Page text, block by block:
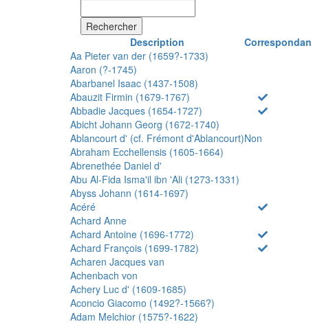
Rechercher
Description
Aa Pieter van der (1659?-1733)
Aaron (?-1745)
Abarbanel Isaac (1437-1508)
Abauzit Firmin (1679-1767)
Abbadie Jacques (1654-1727)
Abicht Johann Georg (1672-1740)
Ablancourt d' (cf. Frémont d'Ablancourt)Non
Abraham Ecchellensis (1605-1664)
Abrenethée Daniel d'
Abu Al-Fida Isma'il ibn 'Ali (1273-1331)
Abyss Johann (1614-1697)
Acéré
Achard Anne
Achard Antoine (1696-1772)
Achard François (1699-1782)
Acharen Jacques van
Achenbach von
Achery Luc d' (1609-1685)
Aconcio Giacomo (1492?-1566?)
Adam Melchior (1575?-1622)